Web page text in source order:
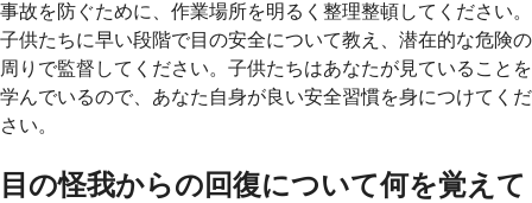
事故を防ぐために、作業場所を明るく整理整頓してください。
子供たちに早い段階で目の安全について教え、潜在的な危険の
周りで監督してください。子供たちはあなたが見ていることを
学んでいるので、あなた自身が良い安全習慣を身につけてくだ
さい。
目の怪我からの回復について何を覚えて